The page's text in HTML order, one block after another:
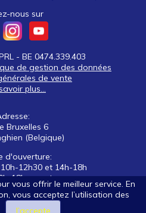
nous sur
- BE 0474.339.403
de gestion des données
de vente
plus...
Bruxelles 6
(Belgique)
d'ouverture:
12h30 et 14h-18h
18h non stop
395 92 88
vous offrir le meilleur service. En
vous acceptez l’utilisation des
J’accepte